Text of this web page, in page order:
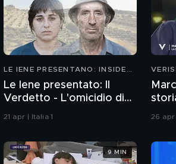
LE IENE PRESENTANO: INSIDE
Le Iene presentato: Il
Verdetto - L'omicidio di
Avetrana
21 apr | Italia 1 26 apr
9 MIN